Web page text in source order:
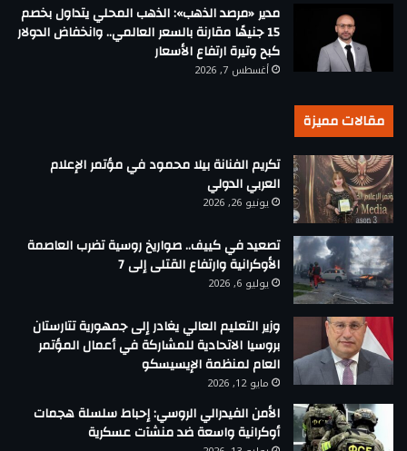
مدير «مرصد الذهب»: الذهب المحلي يتداول بخصم
15 جنيهًا مقارنة بالسعر العالمي.. وانخفاض الدولار
كبح وتيرة ارتفاع الأسعار
أغسطس 7, 2026
مقالات مميزة
تكريم الفنانة بيلا محمود في مؤتمر الإعلام
العربي الدولي
يونيو 26, 2026
تصعيد في كييف.. صواريخ روسية تضرب العاصمة
الأوكرانية وارتفاع القتلى إلى 7
يوليو 6, 2026
وزير التعليم العالي يغادر إلى جمهورية تتارستان
بروسيا الاتحادية للمشاركة في أعمال المؤتمر
العام لمنظمة الإيسيسكو
مايو 12, 2026
الأمن الفيدرالي الروسي: إحباط سلسلة هجمات
أوكرانية واسعة ضد منشآت عسكرية